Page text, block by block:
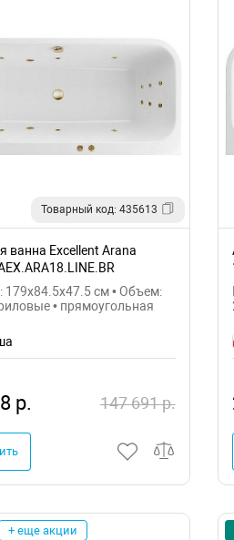
Товарный код: 435613
ванна Excellent Arana
179x84.5x47.5 см • Объем:
• прямоугольная
р. 147 691 р.
+ еще акции